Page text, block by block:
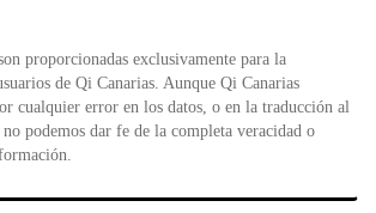
proporcionadas exclusivamente para la
de Qi Canarias. Aunque Qi Canarias
cualquier error en los datos, o en la traducción al
podemos dar fe de la completa veracidad o